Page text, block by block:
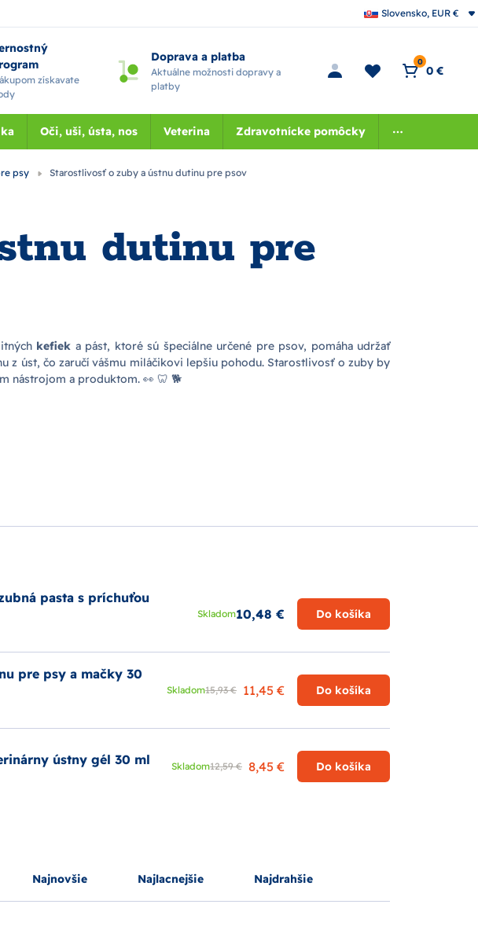
Slovensko, EUR €
získavate
Doprava a platba
Aktuálne možnosti dopravy a
platby
0
0 €
Oči, uši, ústa, nos Veterina Zdravotnícke pomôcky
psy Starostlivosť o zuby a ústnu dutinu pre psov
dutinu pre
kefiek a pást, ktoré sú špeciálne určené pre psov, pomáha udržať
z úst, čo zaručí vášmu miláčikovi lepšiu pohodu. Starostlivosť o zuby by
nástrojom a produktom. 👀 🦷 🐕
pasta s príchuťou
Skladom10,48 € Do košíka
pre psy a mačky 30
Skladom15,93 € 11,45 € Do košíka
ústny gél 30 ml Skladom12,59 € 8,45 € Do košíka
Najnovšie Najlacnejšie Najdrahšie